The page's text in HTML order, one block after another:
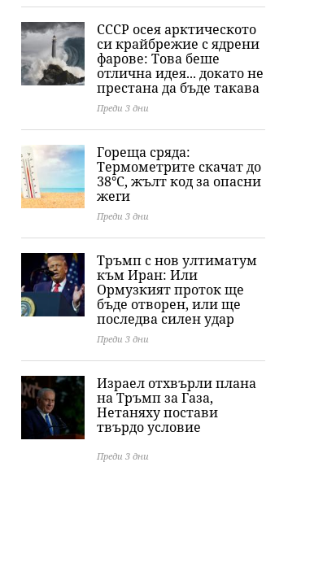
СССР осея арктическото
си крайбрежие с ядрени
фарове: Това беше
отлична идея... докато не
престана да бъде такава
Преди 3 дни
Гореща сряда:
Термометрите скачат до
38°C, жълт код за опасни
жеги
Преди 3 дни
Тръмп с нов ултиматум
към Иран: Или
Ормузкият проток ще
бъде отворен, или ще
последва силен удар
Преди 3 дни
Израел отхвърли плана
на Тръмп за Газа,
Нетаняху постави
твърдо условие
Преди 3 дни